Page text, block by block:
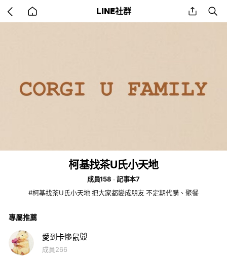
back
to
LINE社群 share
柯基找茶U氏小天地
成員158
記事本7
#柯基找茶U氏小天地 把大家都變成朋友 不定期代購、聚餐
專屬推薦
愛到卡慘鼠🐭
成員266